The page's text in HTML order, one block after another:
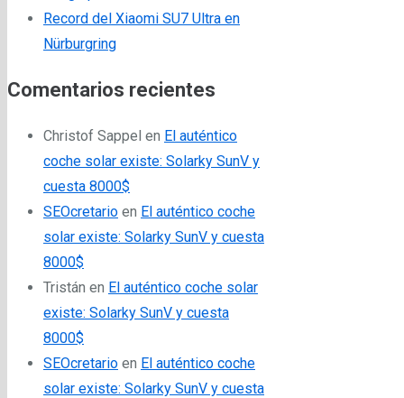
Record del Xiaomi SU7 Ultra en
Nürburgring
Comentarios recientes
Christof Sappel en El auténtico
coche solar existe: Solarky SunV y
cuesta 8000$
SEOcretario en El auténtico coche
solar existe: Solarky SunV y cuesta
8000$
Tristán en El auténtico coche solar
existe: Solarky SunV y cuesta
8000$
SEOcretario en El auténtico coche
solar existe: Solarky SunV y cuesta